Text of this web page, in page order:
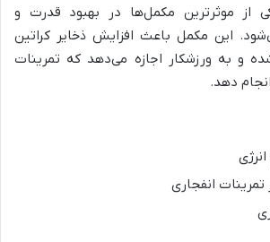
از موثرترین مکمل‌ها در بهبود قدرت و
این مکمل باعث افزایش ذخایر کراتین
و به ورزشکار اجازه می‌دهد که تمرینات
دهد.
تمرینات انفجاری